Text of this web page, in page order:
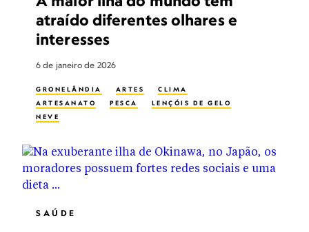
atraído diferentes olhares e
interesses
6 de janeiro de 2026
GRONELÂNDIA ARTES
CLIMA
ARTESANATO
PESCA
LENÇÓIS DE GELO
NEVE
SAÚDE